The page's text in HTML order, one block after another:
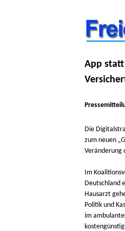
App statt
Die
zum neuen
Veränderung
Im
Deutschland
Hausarzt
Politik und
im